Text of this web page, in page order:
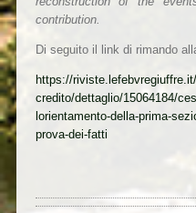
contribution.
Di seguito il link di rimando
https://
credito/dettaglio/15064184/
lorientamento-della-prima-
prova-dei-fatti